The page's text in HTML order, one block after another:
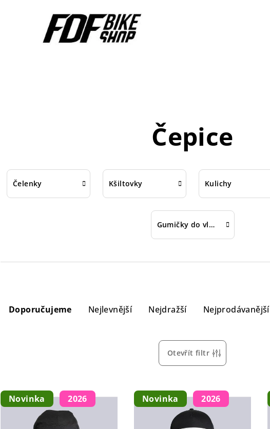
Čepice
Čelenky Kšiltovky Kulichy
Gumičky do vlasů
a
í
p
Doporučujeme Nejlevnější Nejdražší Nejprodávanější
Otevřít filtr
V
ý
Novinka 2026 Novinka 2026